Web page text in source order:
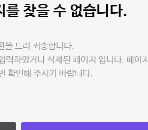
를 찾을 수 없습니다.
을 드려 죄송합니다.
력하였거나 삭제된 페이지 입니다. 페이지
확인해 주시기 바랍니다.